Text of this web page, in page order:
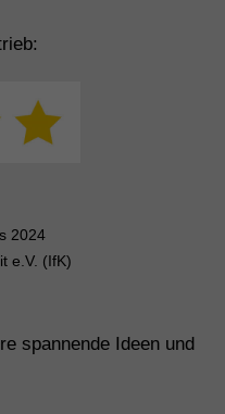
2024
e.V. (IfK)
spannende Ideen und